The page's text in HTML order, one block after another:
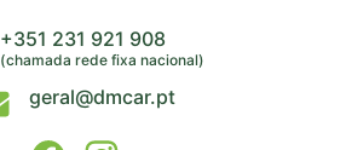
+351 231 921 908
(chamada rede fixa nacional)
geral@dmcar.pt